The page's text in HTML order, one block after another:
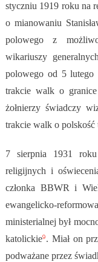
styczniu 1919 roku na
o mianowaniu
polowego z
wikariuszy
polowego od 5 lutego
trakcie walk o
żołnierzy świadczy
trakcie walk o polskość
7 sierpnia 1931
religijnych i
członka BBWR i
ewangelicko-
ministerialnej był
katolickie9. Miał on
podważane przez